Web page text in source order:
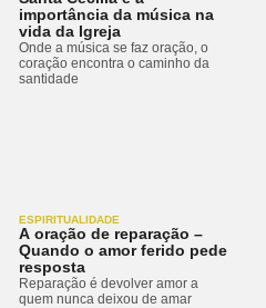
importância da música na
vida da Igreja
Onde a música se faz oração, o
coração encontra o caminho da
santidade
ESPIRITUALIDADE
A oração de reparação –
Quando o amor ferido pede
resposta
Reparação é devolver amor a
quem nunca deixou de amar